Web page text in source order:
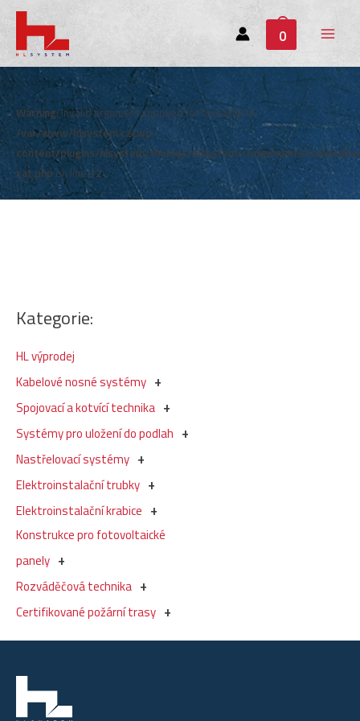
0
Main
Menu
Kategorie:
HL výprodej
Kabelové nosné systémy
Spojovací a kotvící technika
Systémy pro uložení do podlah
Nastřelovací systémy
Elektroinstalační trubky
Elektroinstalační krabice
Konstrukce pro fotovoltaické
panely
Rozváděčová technika
Certifikované požární trasy
Warning: Invalid argument supplied for foreach() in
/var/www/hlsystem.cz/wp-
content/plugins/hlsystem/themes/hlsystem/components/
cat.phpon line12